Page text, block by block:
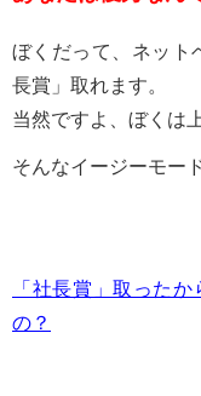
ぼくだって、ネット
長賞」取れます。
当然ですよ、ぼくは
そんなイージーモー
「社長賞」取った
の？